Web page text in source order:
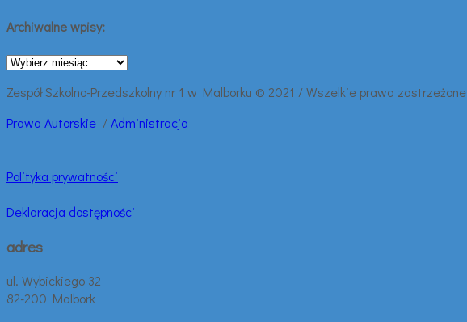
Archiwalne wpisy:
Archiwalne
Zespół Szkolno-Przedszkolny nr 1 w Malborku © 2021 / Wszelkie prawa zastrzeżone
Prawa Autorskie /Administracja
Polityka prywatności
Deklaracja dostępności
adres
ul. Wybickiego 32
82-200 Malbork